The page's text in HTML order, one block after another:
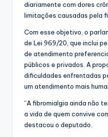
diariamente com dores
limitações causadas pela
Com esse objetivo, o
de Lei 969/20, que inclui
de atendimento
públicos e privados. A
dificuldades enfrentadas
um atendimento mais
“A fibromialgia ainda não
a vida de quem convive
destacou o deputado.